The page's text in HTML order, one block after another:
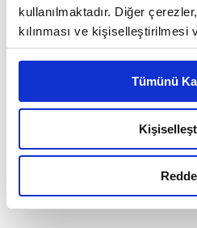
kullanılmaktadır. Diğer
kılınması ve kişiselleştirilmesi
reklam/pazarlama
Çerezlere ilişkin tercihlerinizi
belirleyebilirsiniz. Çerezlere
Ayarlar butonuna tıklayabilir,
Metnimizi ziyaret edebilirsiniz.
okumak ve sitemizi ziyaretiniz
Tümünü